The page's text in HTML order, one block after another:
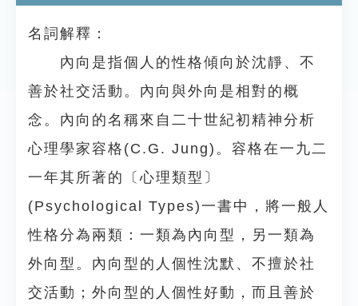
名詞解釋：
內向是指個人的性格傾向於沈靜、不
善於社交活動。內向與外向是相對的概
念。內向的名稱來自二十世紀初精神分析
心理學家容格(C.G. Jung)。容格在一九二
一年其所著的〔心理類型〕
(Psychological Types)一書中，將一般人
性格分為兩類：一類為內向型，另一類為
外向型。內向型的人個性沈默、不擅於社
交活動；外向型的人個性好動，而且善於